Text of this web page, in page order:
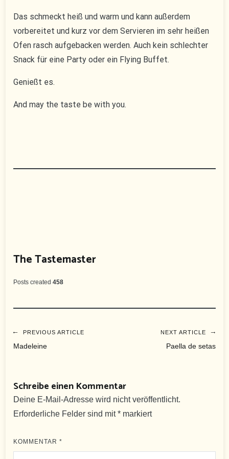
Das schmeckt heiß und warm und kann außerdem
vorbereitet und kurz vor dem Servieren im sehr heißen
Ofen rasch aufgebacken werden. Auch kein schlechter
Snack für eine Party oder ein Flying Buffet.
Genießt es.
And may the taste be with you.
The Tastemaster
Posts created 458
Beitragsnavigation
PREVIOUS ARTICLE
Madeleine
NEXT ARTICLE
Paella de setas
Schreibe einen Kommentar
Deine E-Mail-Adresse wird nicht veröffentlicht.
Erforderliche Felder sind mit* markiert
KOMMENTAR*